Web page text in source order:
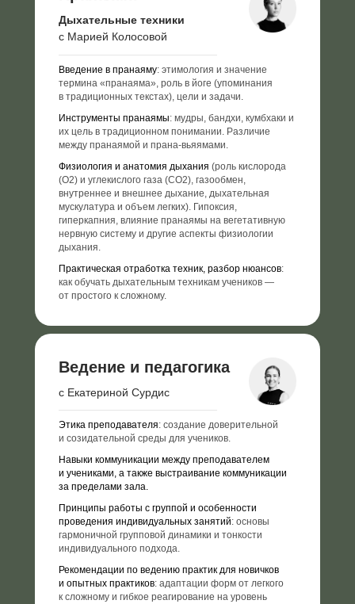
Дыхательные техники
с Марией Колосовой
Введение в пранаяму: этимология и значение
термина «пранаяма», роль в йоге (упоминания
в традиционных текстах), цели и задачи.
Инструменты пранаямы: мудры, бандхи, кумбхаки и
их цель в традиционном понимании. Различие
между пранаямой и прана-вьяямами.
Физиология и анатомия дыхания (роль кислорода
(O2) и углекислого газа (СO2), газообмен,
внутреннее и внешнее дыхание, дыхательная
мускулатура и объем легких). Гипоксия,
гиперкапния, влияние пранаямы на вегетативную
нервную систему и другие аспекты физиологии
дыхания.
Практическая отработка техник, разбор нюансов:
как обучать дыхательным техникам учеников —
от простого к сложному.
Ведение и педагогика
с Екатериной Сурдис
Этика преподавателя: создание доверительной
и созидательной среды для учеников.
Навыки коммуникации между преподавателем
и учениками, а также выстраивание коммуникации
за пределами зала.
Принципы работы с группой и особенности
проведения индивидуальных занятий: основы
гармоничной групповой динамики и тонкости
индивидуального подхода.
Рекомендации по ведению практик для новичков
и опытных практиков: адаптации форм от легкого
к сложному и гибкое реагирование на уровень